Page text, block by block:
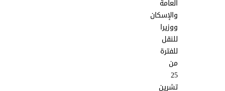
العامة
والإسكان
ووزيرا
للنقل
للفترة
من
25
تشرين